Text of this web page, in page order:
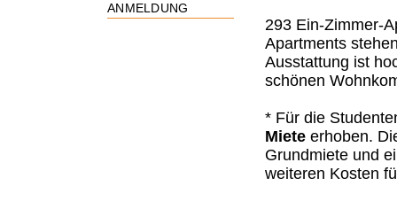
ANMELDUNG
293 Ein-Zimmer-
Apartments
Ausstattung ist
schönen
* Für die
Miete erhoben.
Grundmiete und
weiteren Kosten